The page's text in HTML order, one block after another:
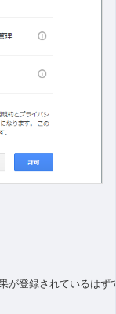
が登録されているはず